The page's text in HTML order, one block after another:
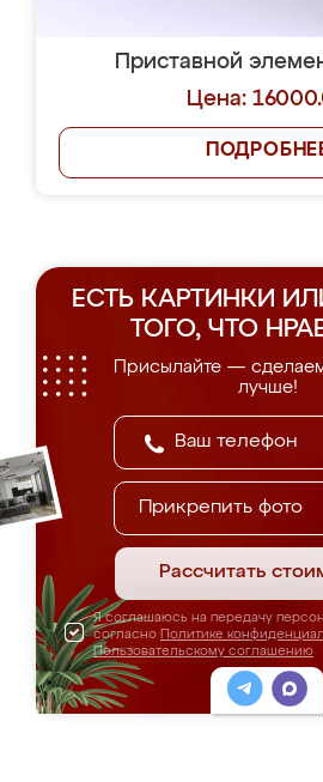
Приставной
Цена:
ЕСТЬ КАРТИНКИ
ТОГО, ЧТО
Присылайте —
лучше!
Прикрепить фото
Рассчитать
Я соглашаюсь на передачу
согласно Политике
Пользовательскому соглашению